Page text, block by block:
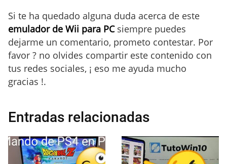
Si te ha quedado alguna duda acerca de este
emulador de Wii para PCsiempre puedes
dejarme un comentario, prometo contestar. Por
favor ? no olvides compartir este contenido con
tus redes sociales, ¡ eso me ayuda mucho
gracias !.
Entradas relacionadas